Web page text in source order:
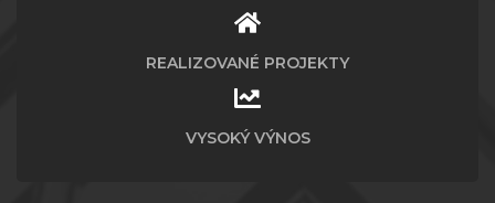
REALIZOVANÉ PROJEKTY
VYSOKÝ VÝNOS